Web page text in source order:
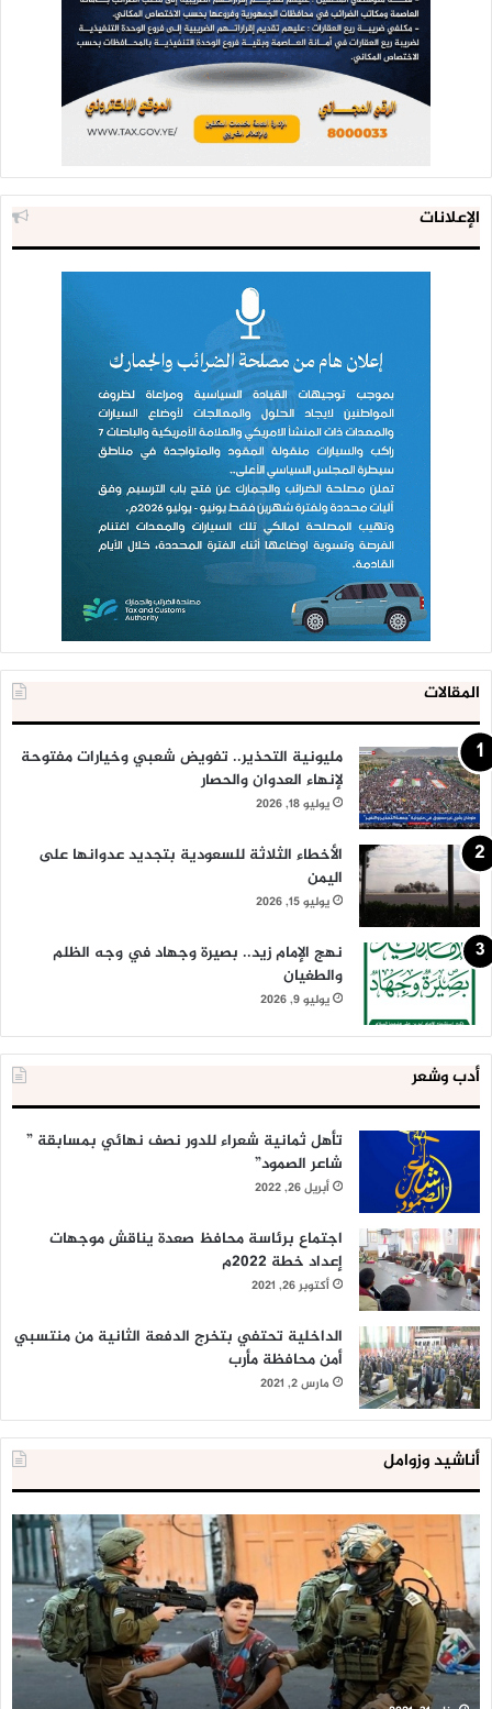
الإعلانات
المقالات
مليونية التحذير.. تفويض شعبي وخيارات مفتوحة
لإنهاء العدوان والحصار
يوليو 18, 2026
الأخطاء الثلاثة للسعودية بتجديد عدوانها على
اليمن
يوليو 15, 2026
نهج الإمام زيد.. بصيرة وجهاد في وجه الظلم
والطغيان
يوليو 9, 2026
أدب وشعر
تأهل ثمانية شعراء للدور نصف نهائي بمسابقة ”
شاعر الصمود”
أبريل 26, 2022
اجتماع برئاسة محافظ صعدة يناقش موجهات
إعداد خطة 2022م
أكتوبر 26, 2021
الداخلية تحتفي بتخرج الدفعة الثانية من منتسبي
أمن محافظة مأرب
مارس 2, 2021
أناشيد وزوامل
العدو
الإسرائيلي
اعتقل
543
طفلا
فلسطينيا
خلال
2020